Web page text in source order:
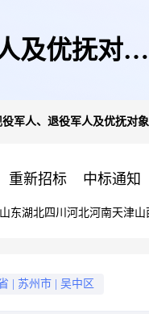
及优抚对象
役军人、退役军人及优抚对
重新招标 中标通知
山东湖北四川 河北河南天津山
苏州市 吴中区